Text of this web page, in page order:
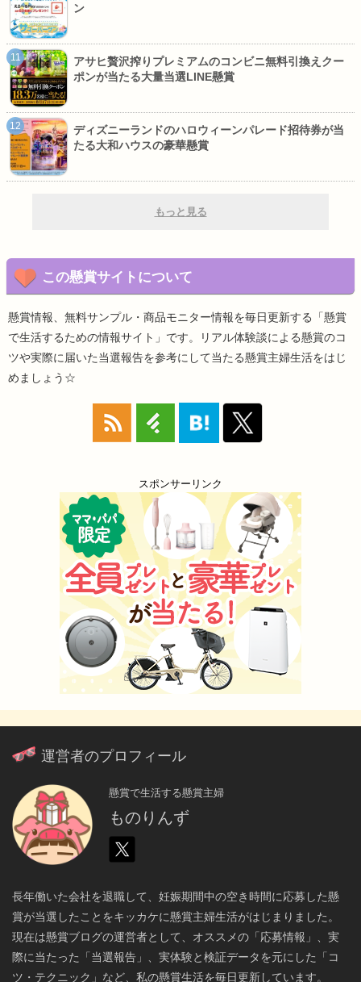
ン
アサヒ贅沢搾りプレミアムのコンビニ無料引換えクー
ポンが当たる大量当選LINE懸賞
ディズニーランドのハロウィーンパレード招待券が当
たる大和ハウスの豪華懸賞
もっと見る
この懸賞サイトについて
懸賞情報、無料サンプル・商品モニター情報を毎日更新する「懸賞
で生活するための情報サイト」です。リアル体験談による懸賞のコ
ツや実際に届いた当選報告を参考にして当たる懸賞主婦生活をはじ
めましょう☆
スポンサーリンク
運営者のプロフィール
懸賞で生活する懸賞主婦
ものりんず
長年働いた会社を退職して、妊娠期間中の空き時間に応募した懸
賞が当選したことをキッカケに懸賞主婦生活がはじまりました。
現在は懸賞ブログの運営者として、オススメの「応募情報」、実
際に当たった「当選報告」、実体験と検証データを元にした「コ
ツ・テクニック」など、私の懸賞生活を毎日更新しています。